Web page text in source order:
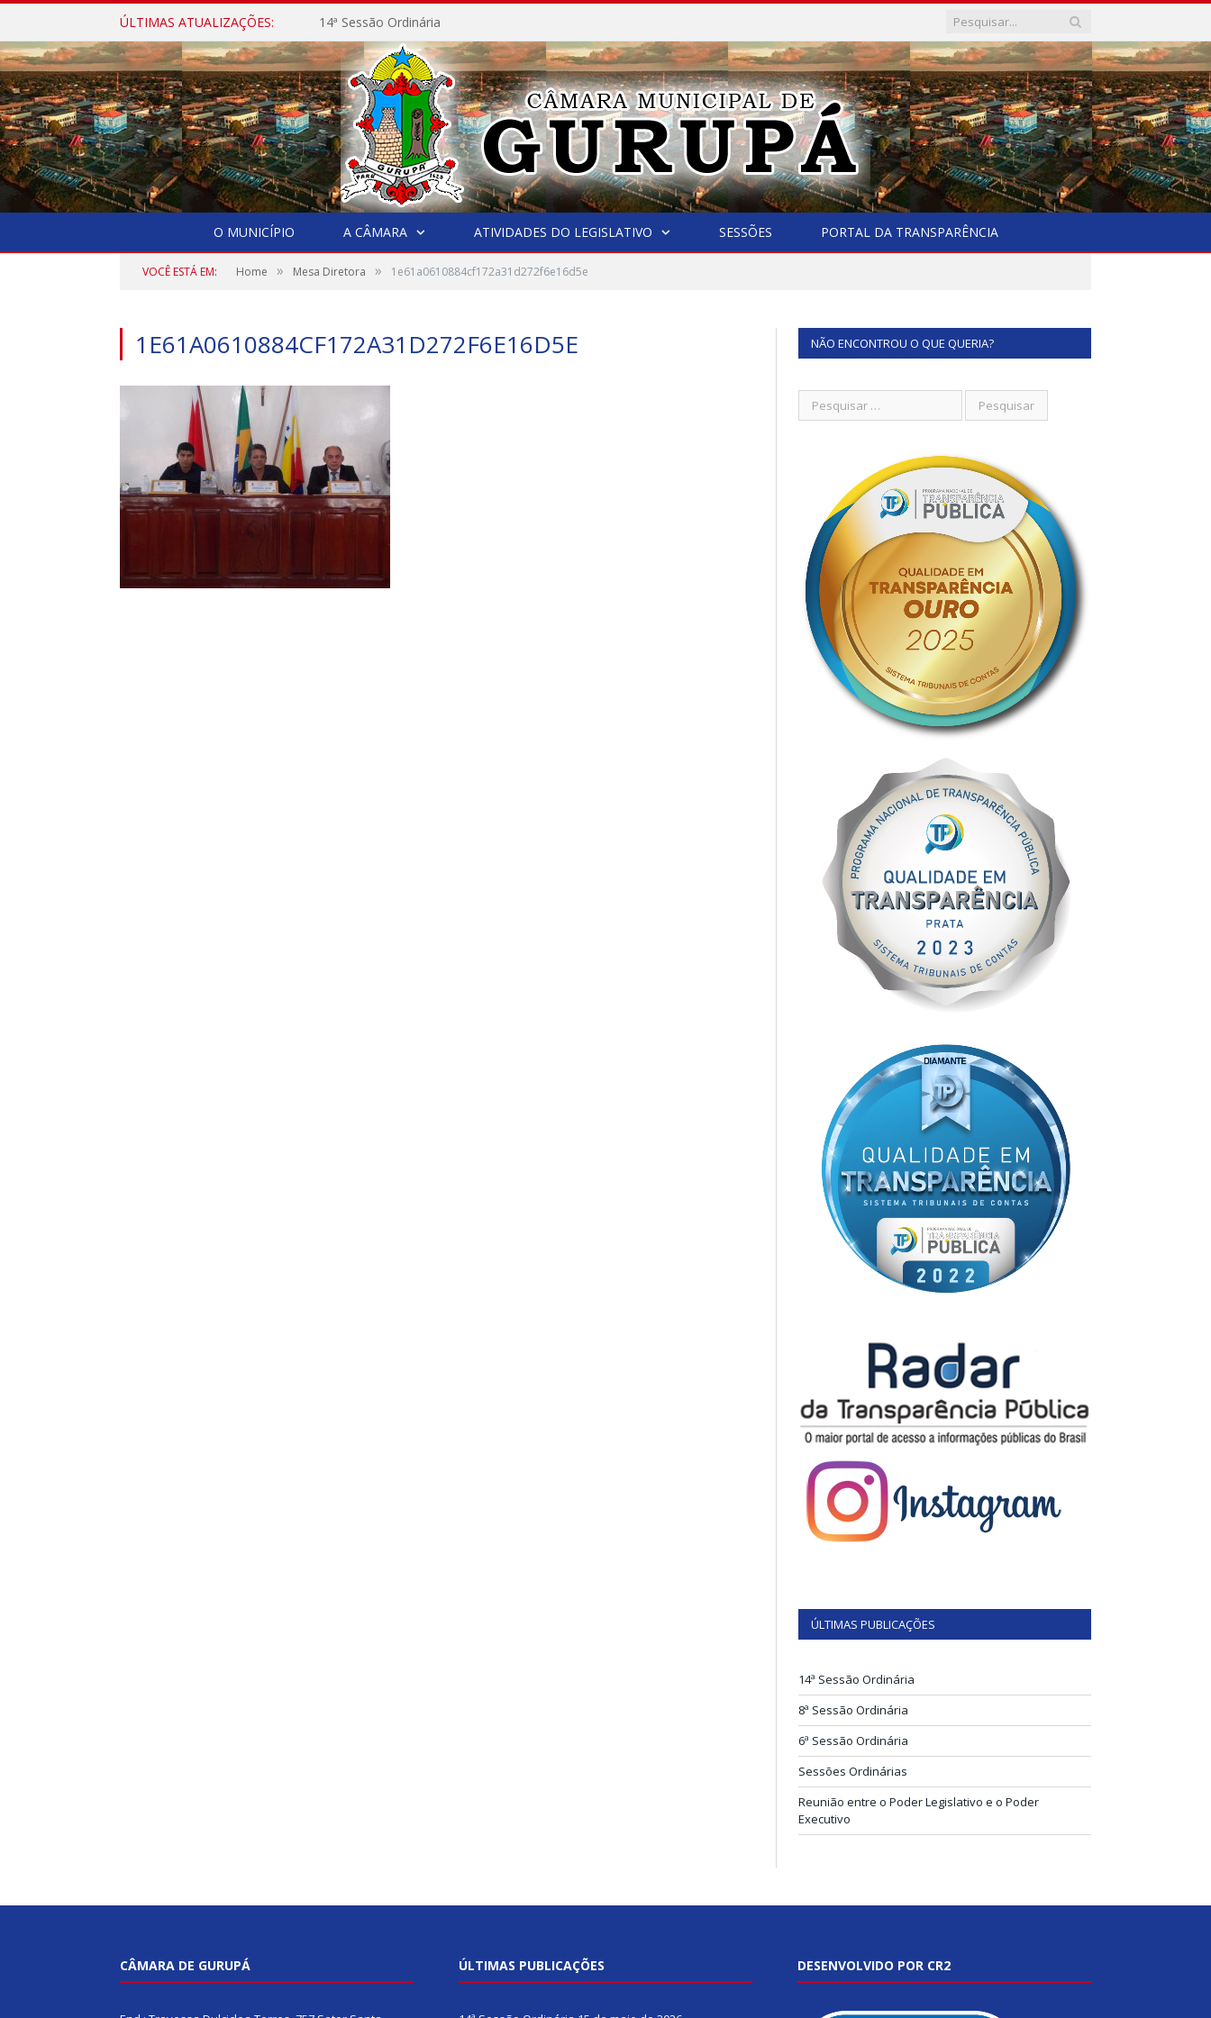
ÚLTIMAS ATUALIZAÇÕES: 14ª Sessão Ordinária
O MUNICÍPIO A CÂMARA ATIVIDADES DO LEGISLATIVO SESSÕES PORTAL DA TRANSPARÊNCIA
VOCÊ ESTÁ EM: Home » Mesa Diretora » 1e61a0610884cf172a31d272f6e16d5e
1E61A0610884CF172A31D272F6E16D5E NÃO ENCONTROU O QUE QUERIA?
ÚLTIMAS PUBLICAÇÕES
14ª Sessão Ordinária
8ª Sessão Ordinária
6ª Sessão Ordinária
Sessões Ordinárias
Reunião entre o Poder Legislativo e o Poder
Executivo
CÂMARA DE GURUPÁ ÚLTIMAS PUBLICAÇÕES DESENVOLVIDO POR CR2